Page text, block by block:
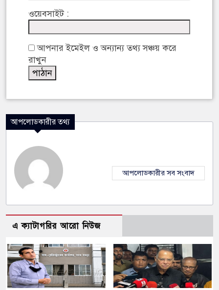
ওয়েবসাইট :
আপনার ইমেইল ও অন্যান্য তথ্য সঞ্চয় করে
রাখুন
আপলোডকারীর তথ্য
আপলোডকারীর সব সংবাদ
এ ক্যাটাগরির আরো নিউজ